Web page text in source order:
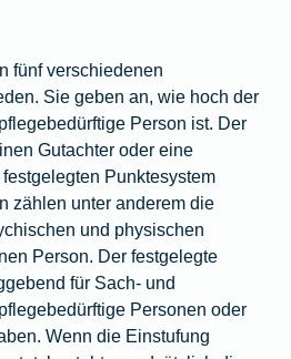
fünf verschiedenen
Sie geben an, wie hoch der
Person ist. Der
Gutachter oder eine
Punktesystem
zählen unter anderem die
und physischen
Person. Der festgelegte
für Sach- und
Personen oder
Wenn die Einstufung